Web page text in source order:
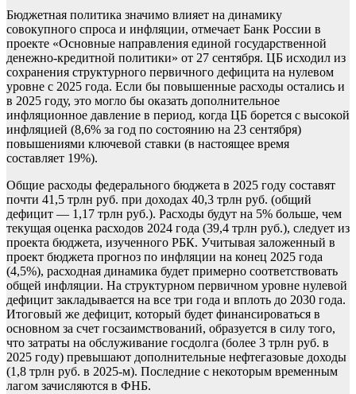
Бюджетная политика значимо влияет на динамику
совокупного спроса и инфляции, отмечает Банк России в
проекте «Основные направления единой государственной
денежно-кредитной политики» от 27 сентября. ЦБ исходил из
сохранения структурного первичного дефицита на нулевом
уровне с 2025 года. Если бы повышенные расходы остались и
в 2025 году, это могло бы оказать дополнительное
инфляционное давление в период, когда ЦБ борется с высокой
инфляцией (8,6% за год по состоянию на 23 сентября)
повышениями ключевой ставки (в настоящее время
составляет 19%).
Общие расходы федерального бюджета в 2025 году составят
почти 41,5 трлн руб. при доходах 40,3 трлн руб. (общий
дефицит — 1,17 трлн руб.). Расходы будут на 5% больше, чем
текущая оценка расходов 2024 года (39,4 трлн руб.), следует из
проекта бюджета, изученного РБК. Учитывая заложенный в
проект бюджета прогноз по инфляции на конец 2025 года
(4,5%), расходная динамика будет примерно соответствовать
общей инфляции. На структурном первичном уровне нулевой
дефицит закладывается на все три года и вплоть до 2030 года.
Итоговый же дефицит, который будет финансироваться в
основном за счет госзаимствований, образуется в силу того,
что затраты на обслуживание госдолга (более 3 трлн руб. в
2025 году) превышают дополнительные нефтегазовые доходы
(1,8 трлн руб. в 2025-м). Последние с некоторым временным
лагом зачисляются в ФНБ.